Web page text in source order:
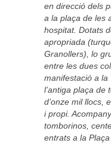
en direcció dels
a la plaça de les
hospitat. Dotats
apropriada
Granollers), lo
entre les dues
manifestació a la
l’antiga plaça de
d’onze mil llocs,
i propi.
tomborinos,
entrats a la